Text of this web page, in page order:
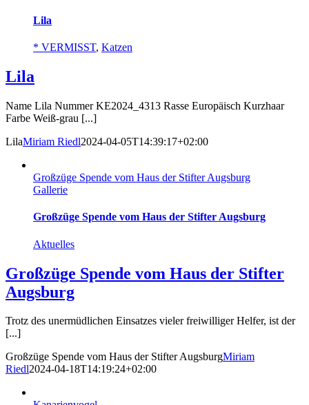
Lila
* VERMISST, Katzen
Lila
Name Lila Nummer KE2024_4313 Rasse Europäisch Kurzhaar
Farbe Weiß-grau [...]
LilaMiriam Riedl2024-04-05T14:39:17+02:00
Großzüge Spende vom Haus der Stifter Augsburg
Gallerie
Großzüge Spende vom Haus der Stifter Augsburg
Aktuelles
Großzüge Spende vom Haus der Stifter
Augsburg
Trotz des unermüdlichen Einsatzes vieler freiwilliger Helfer, ist der
[...]
Großzüge Spende vom Haus der Stifter AugsburgMiriam
Riedl2024-04-18T14:19:24+02:00